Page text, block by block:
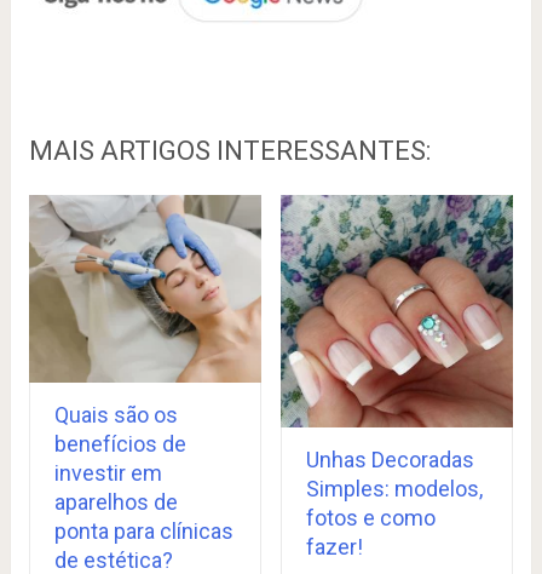
MAIS ARTIGOS INTERESSANTES:
Quais são os
benefícios de
investir em
aparelhos de
ponta para clínicas
de estética?
Unhas Decoradas
Simples: modelos,
fotos e como
fazer!